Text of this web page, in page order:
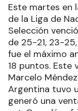
Este martes en
de la Liga de
Selección
de 25-21, 23-
fue el máximo
18 puntos. Este
Marcelo
Argentina tuvo
generó una